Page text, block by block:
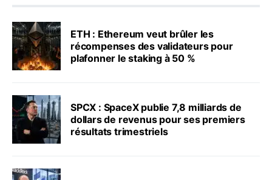
ETH : Ethereum veut brûler les
récompenses des validateurs pour
plafonner le staking à 50 %
SPCX : SpaceX publie 7,8 milliards de
dollars de revenus pour ses premiers
résultats trimestriels